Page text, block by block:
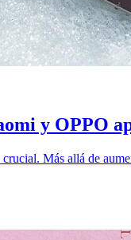
y OPPO
Más allá de